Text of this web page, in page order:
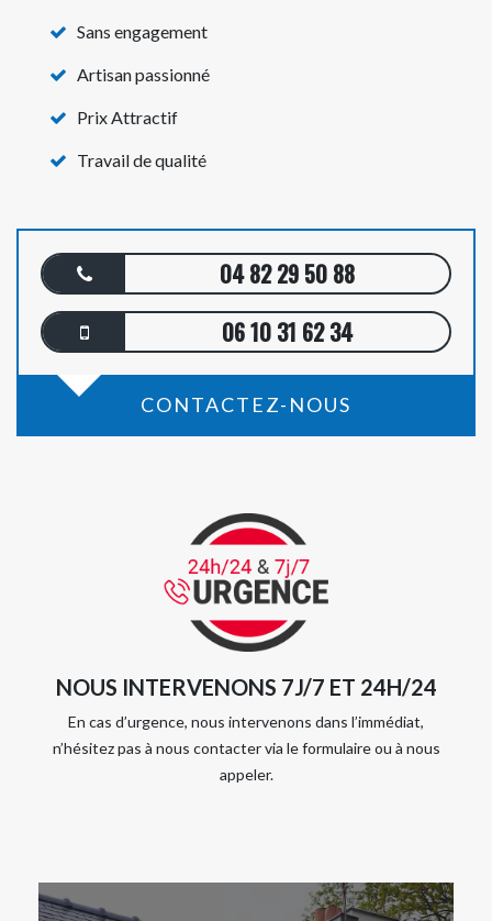
Sans engagement
Artisan passionné
Prix Attractif
Travail de qualité
04 82 29 50 88
06 10 31 62 34
CONTACTEZ-NOUS
NOUS INTERVENONS 7J/7 ET 24H/24
En cas d’urgence, nous intervenons dans l’immédiat,
n’hésitez pas à nous contacter via le formulaire ou à nous
appeler.